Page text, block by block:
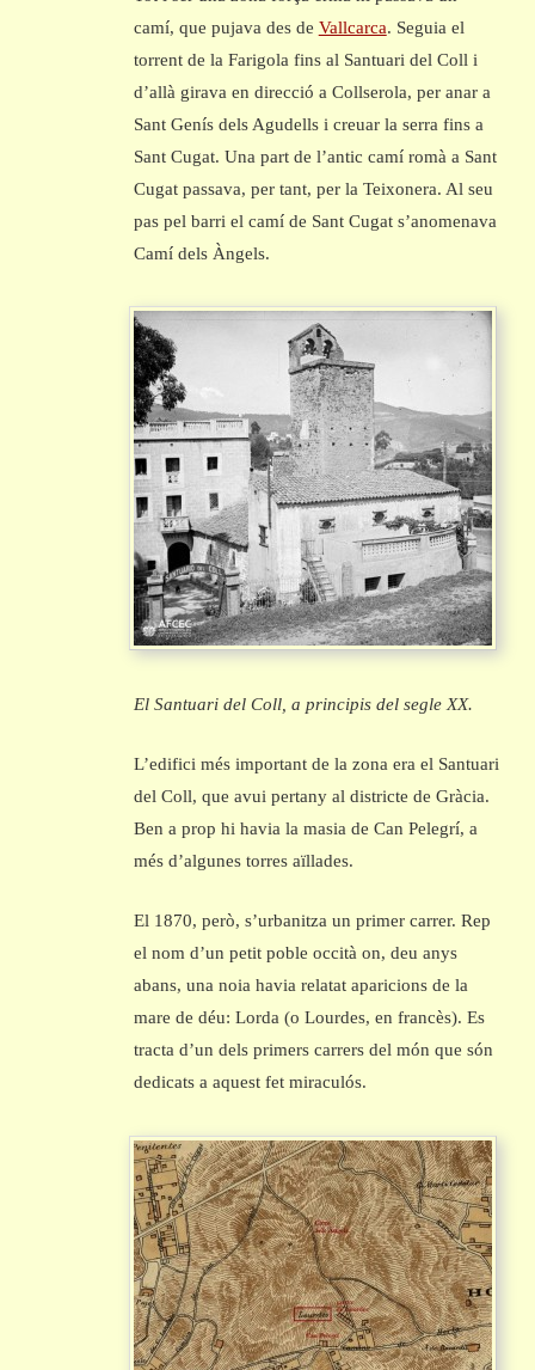
camí, que pujava des de Vallcarca. Seguia el
torrent de la Farigola fins al Santuari del Coll i
d’allà girava en direcció a Collserola, per anar a
Sant Genís dels Agudells i creuar la serra fins a
Sant Cugat. Una part de l’antic camí romà a Sant
Cugat passava, per tant, per la Teixonera. Al seu
pas pel barri el camí de Sant Cugat s’anomenava
Camí dels Àngels.
El Santuari del Coll, a principis del segle XX.
L’edifici més important de la zona era el Santuari
del Coll, que avui pertany al districte de Gràcia.
Ben a prop hi havia la masia de Can Pelegrí, a
més d’algunes torres aïllades.
El 1870, però, s’urbanitza un primer carrer. Rep
el nom d’un petit poble occità on, deu anys
abans, una noia havia relatat aparicions de la
mare de déu: Lorda (o Lourdes, en francès). Es
tracta d’un dels primers carrers del món que són
dedicats a aquest fet miraculós.